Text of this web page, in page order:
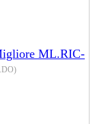
ML.RIC-
)